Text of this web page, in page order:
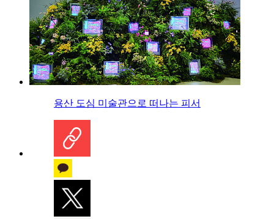
용산 도심 미술관으로 떠나는 피서